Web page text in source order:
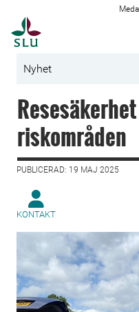
Nyhet
riskområden
PUBLICERAD: 19 MAJ 2025
KONTAKT